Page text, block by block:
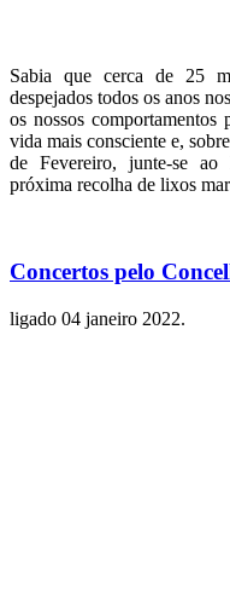
Sabia que cerca de 25
despejados todos os anos
os nossos comportamentos
vida mais consciente e,
de Fevereiro, junte-se
próxima recolha de lixos
Concertos pelo
ligado 04 janeiro 2022.